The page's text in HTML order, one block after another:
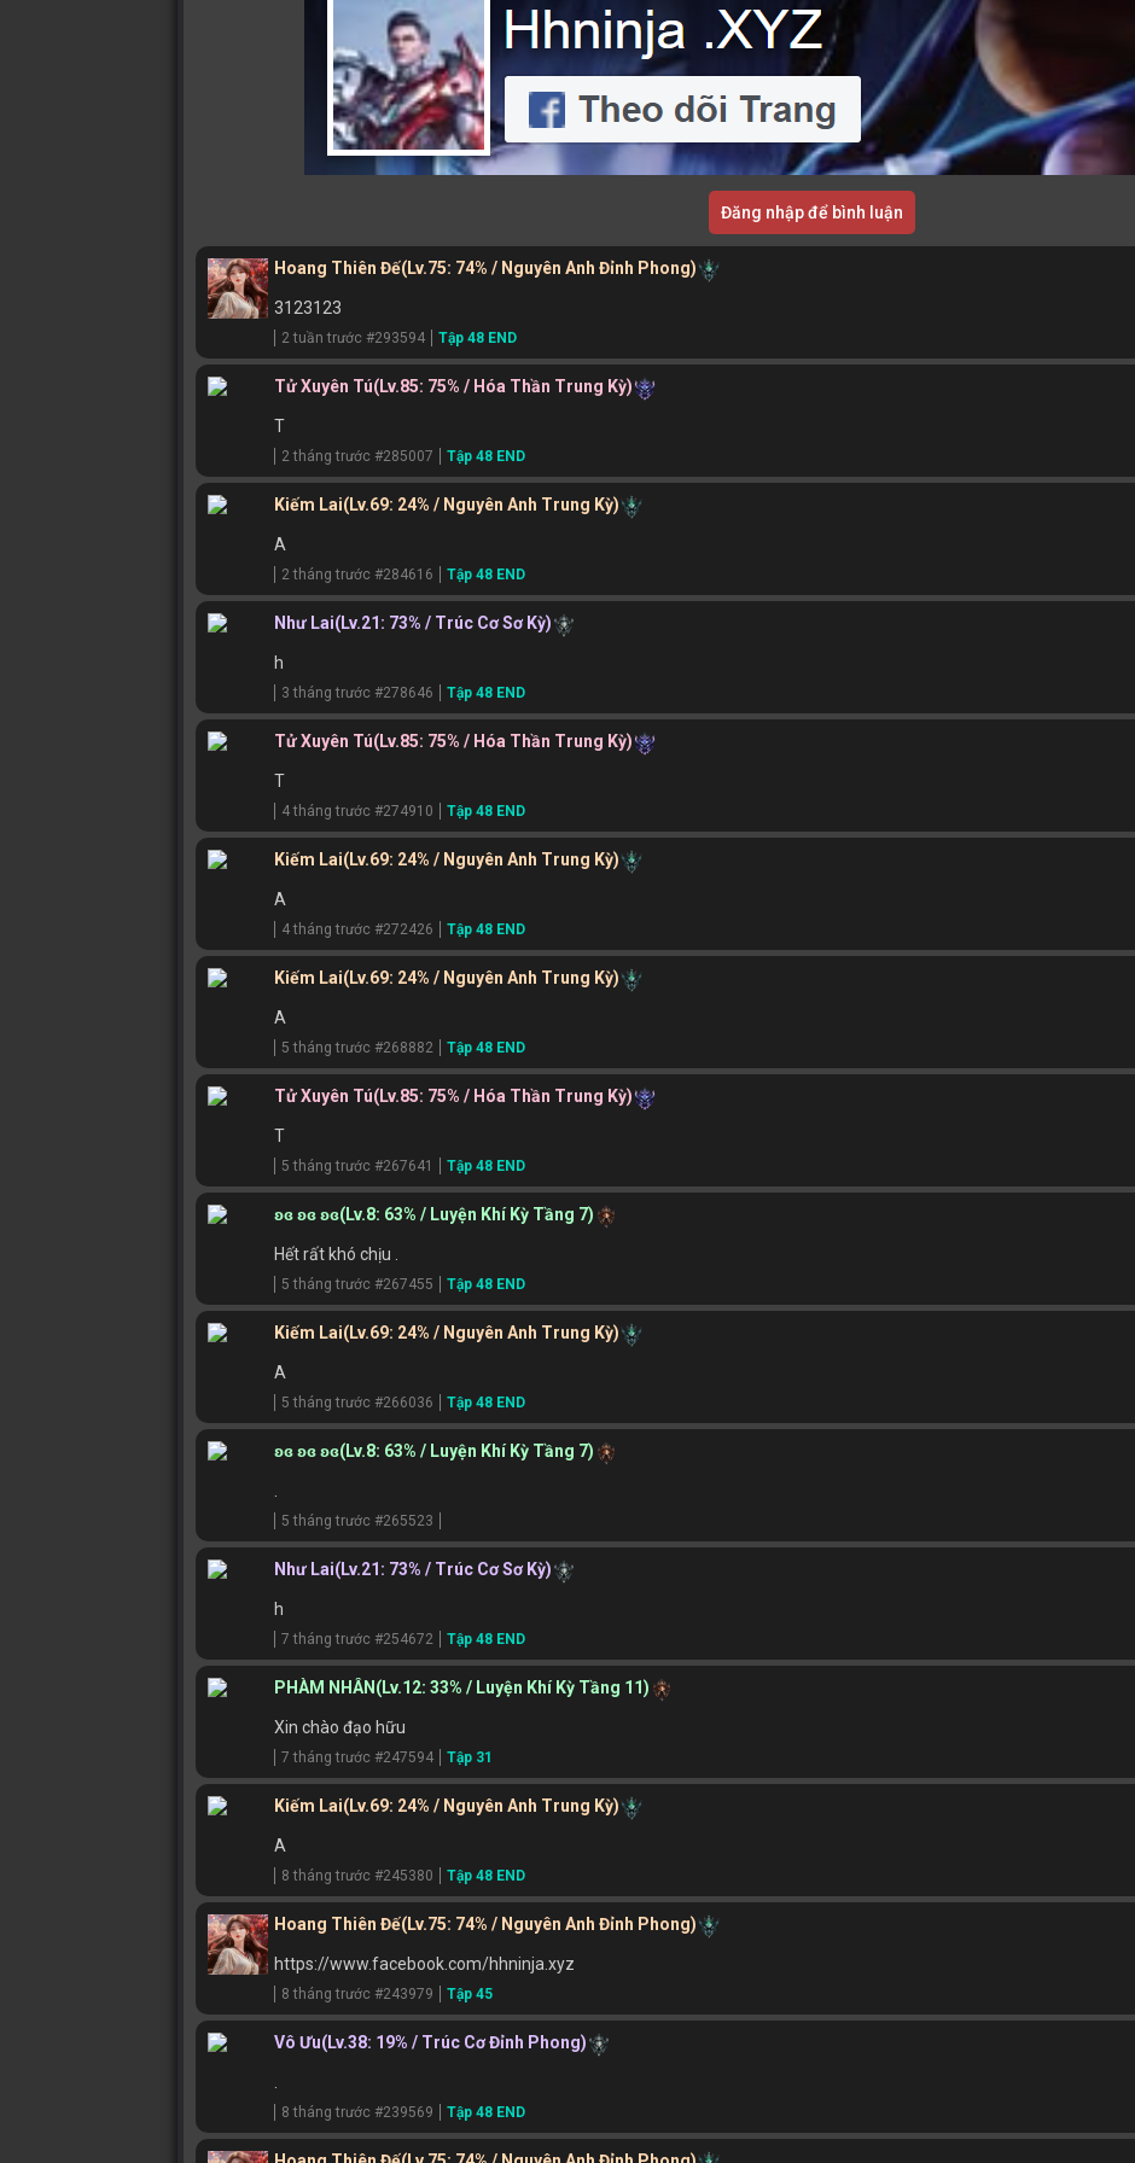
Đăng nhập để bình luận
Hoang Thiên Đế(Lv.75: 74% / Nguyên Anh Đỉnh Phong)
3123123
2 tuần trước #293594 Tập 48 END
Tử Xuyên Tú(Lv.85: 75% / Hóa Thần Trung Kỳ)
T
2 tháng trước #285007 Tập 48 END
Kiếm Lai(Lv.69: 24% / Nguyên Anh Trung Kỳ)
A
2 tháng trước #284616 Tập 48 END
Như Lai(Lv.21: 73% / Trúc Cơ Sơ Kỳ)
h
3 tháng trước #278646 Tập 48 END
Tử Xuyên Tú(Lv.85: 75% / Hóa Thần Trung Kỳ)
T
4 tháng trước #274910 Tập 48 END
Kiếm Lai(Lv.69: 24% / Nguyên Anh Trung Kỳ)
A
4 tháng trước #272426 Tập 48 END
Kiếm Lai(Lv.69: 24% / Nguyên Anh Trung Kỳ)
A
5 tháng trước #268882 Tập 48 END
Tử Xuyên Tú(Lv.85: 75% / Hóa Thần Trung Kỳ)
T
5 tháng trước #267641 Tập 48 END
ʚɞ ʚɞ ʚɞ(Lv.8: 63% / Luyện Khí Kỳ Tầng 7)
Hết rất khó chịu .
5 tháng trước #267455 Tập 48 END
Kiếm Lai(Lv.69: 24% / Nguyên Anh Trung Kỳ)
A
5 tháng trước #266036 Tập 48 END
ʚɞ ʚɞ ʚɞ(Lv.8: 63% / Luyện Khí Kỳ Tầng 7)
5 tháng trước #265523
Như Lai(Lv.21: 73% / Trúc Cơ Sơ Kỳ)
h
7 tháng trước #254672 Tập 48 END
PHÀM NHÂN (Lv.12: 33% / Luyện Khí Kỳ Tầng 11)
Xin chào đạo hữu
7 tháng trước #247594 Tập 31
Kiếm Lai(Lv.69: 24% / Nguyên Anh Trung Kỳ)
A
8 tháng trước #245380 Tập 48 END
Hoang Thiên Đế(Lv.75: 74% / Nguyên Anh Đỉnh Phong)
https://www.facebook.com/hhninja.xyz
8 tháng trước #243979 Tập 45
Vô Ưu(Lv.38: 19% / Trúc Cơ Đỉnh Phong)
8 tháng trước #239569 Tập 48 END